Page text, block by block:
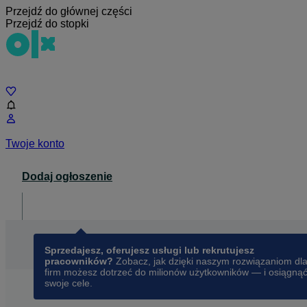
Przejdź do głównej części
Przejdź do stopki
Twoje konto
Dodaj ogłoszenie
Sprzedajesz, oferujesz usługi lub rekrutujesz
pracowników? Zobacz, jak dzięki naszym rozwiązaniom dla
firm możesz dotrzeć do milionów użytkowników — i osiągnąć
swoje cele.